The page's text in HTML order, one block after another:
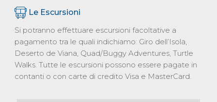
Le Escursioni
Si potranno effettuare escursioni facoltative a
pagamento tra le quali indichiamo: Giro dell’Isola,
Deserto de Viana, Quad/Buggy Adventures, Turtle
Walks. Tutte le escursioni possono essere pagate in
contanti o con carte di credito Visa e MasterCard.